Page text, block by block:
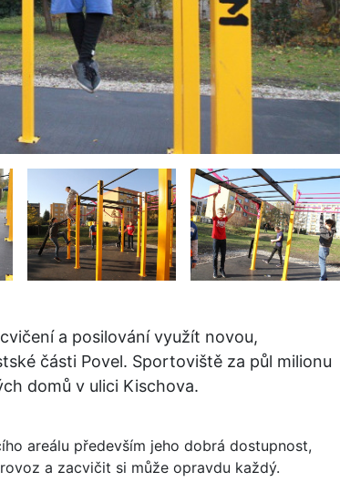
a posilování využít novou,
části Povel. Sportoviště za půl milionu
domů v ulici Kischova.
areálu především jeho dobrá dostupnost,
a zacvičit si může opravdu každý.